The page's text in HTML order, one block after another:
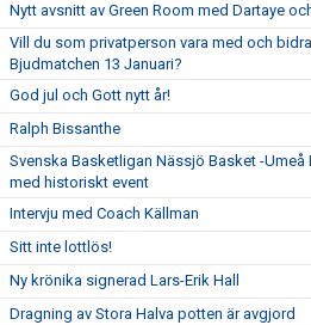
Nytt avsnitt av Green Room med Dartaye
Vill du som privatperson vara med och
Bjudmatchen 13 Januari?
God jul och Gott nytt år!
Ralph Bissanthe
Svenska Basketligan Nässjö Basket -Umeå
med historiskt event
Intervju med Coach Källman
Sitt inte lottlös!
Ny krönika signerad Lars-Erik Hall
Dragning av Stora Halva potten är avgjord